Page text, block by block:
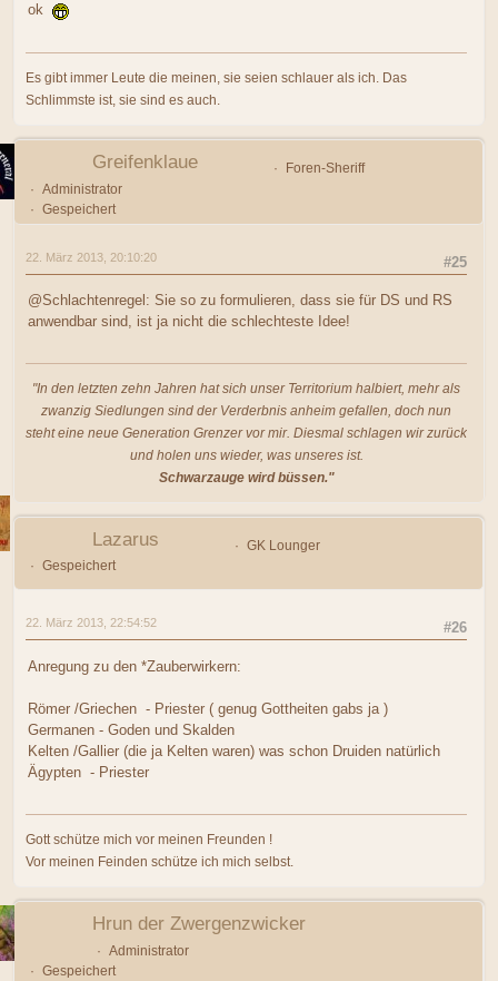
ok
Es gibt immer Leute die meinen, sie seien schlauer als ich. Das
Schlimmste ist, sie sind es auch.
Greifenklaue
Foren-Sheriff
Administrator
Gespeichert
#25
22. März 2013, 20:10:20
@Schlachtenregel: Sie so zu formulieren, dass sie für DS und RS
anwendbar sind, ist ja nicht die schlechteste Idee!
"In den letzten zehn Jahren hat sich unser Territorium halbiert, mehr als
zwanzig Siedlungen sind der Verderbnis anheim gefallen, doch nun
steht eine neue Generation Grenzer vor mir. Diesmal schlagen wir zurück
und holen uns wieder, was unseres ist.
Schwarzauge wird büssen."
Lazarus
GK Lounger
Gespeichert
#26
22. März 2013, 22:54:52
Anregung zu den *Zauberwirkern:
Römer /Griechen - Priester ( genug Gottheiten gabs ja )
Germanen - Goden und Skalden
Kelten /Gallier (die ja Kelten waren) was schon Druiden natürlich
Ägypten - Priester
Gott schütze mich vor meinen Freunden !
Vor meinen Feinden schütze ich mich selbst.
Hrun der Zwergenzwicker
Administrator
Gespeichert